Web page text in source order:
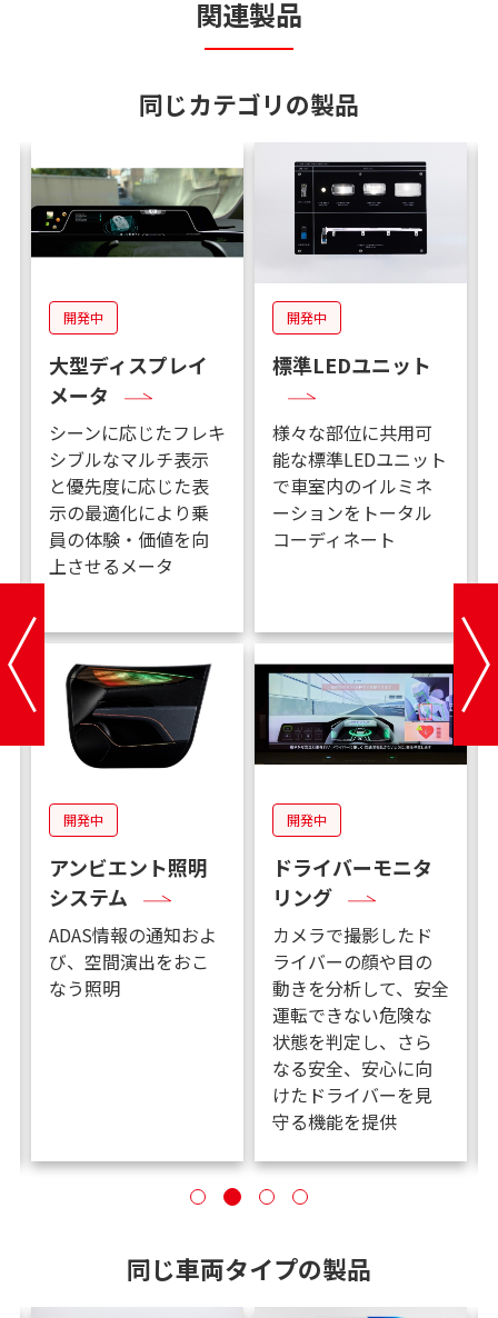
関連製品
同じカテゴリの製品
開発中
大型ディスプレイ
メータ
シーンに応じたフレキ
シブルなマルチ表示
と優先度に応じた表
示の最適化により乗
員の体験・価値を向
上させるメータ
開発中
標準LEDユニット
様々な部位に共用可
能な標準LEDユニット
で車室内のイルミネ
ーションをトータル
コーディネート
開発中
アンビエント照明
システム
ADAS情報の通知およ
び、空間演出をおこ
なう照明
開発中
ドライバーモニタ
リング
カメラで撮影したド
ライバーの顔や目の
動きを分析して、安全
運転できない危険な
状態を判定し、さら
なる安全、安心に向
けたドライバーを見
守る機能を提供
同じ車両タイプの製品